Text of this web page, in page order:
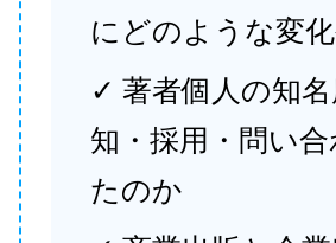
にどのような変
✓ 著者個人の知
知・採用・問い
たのか